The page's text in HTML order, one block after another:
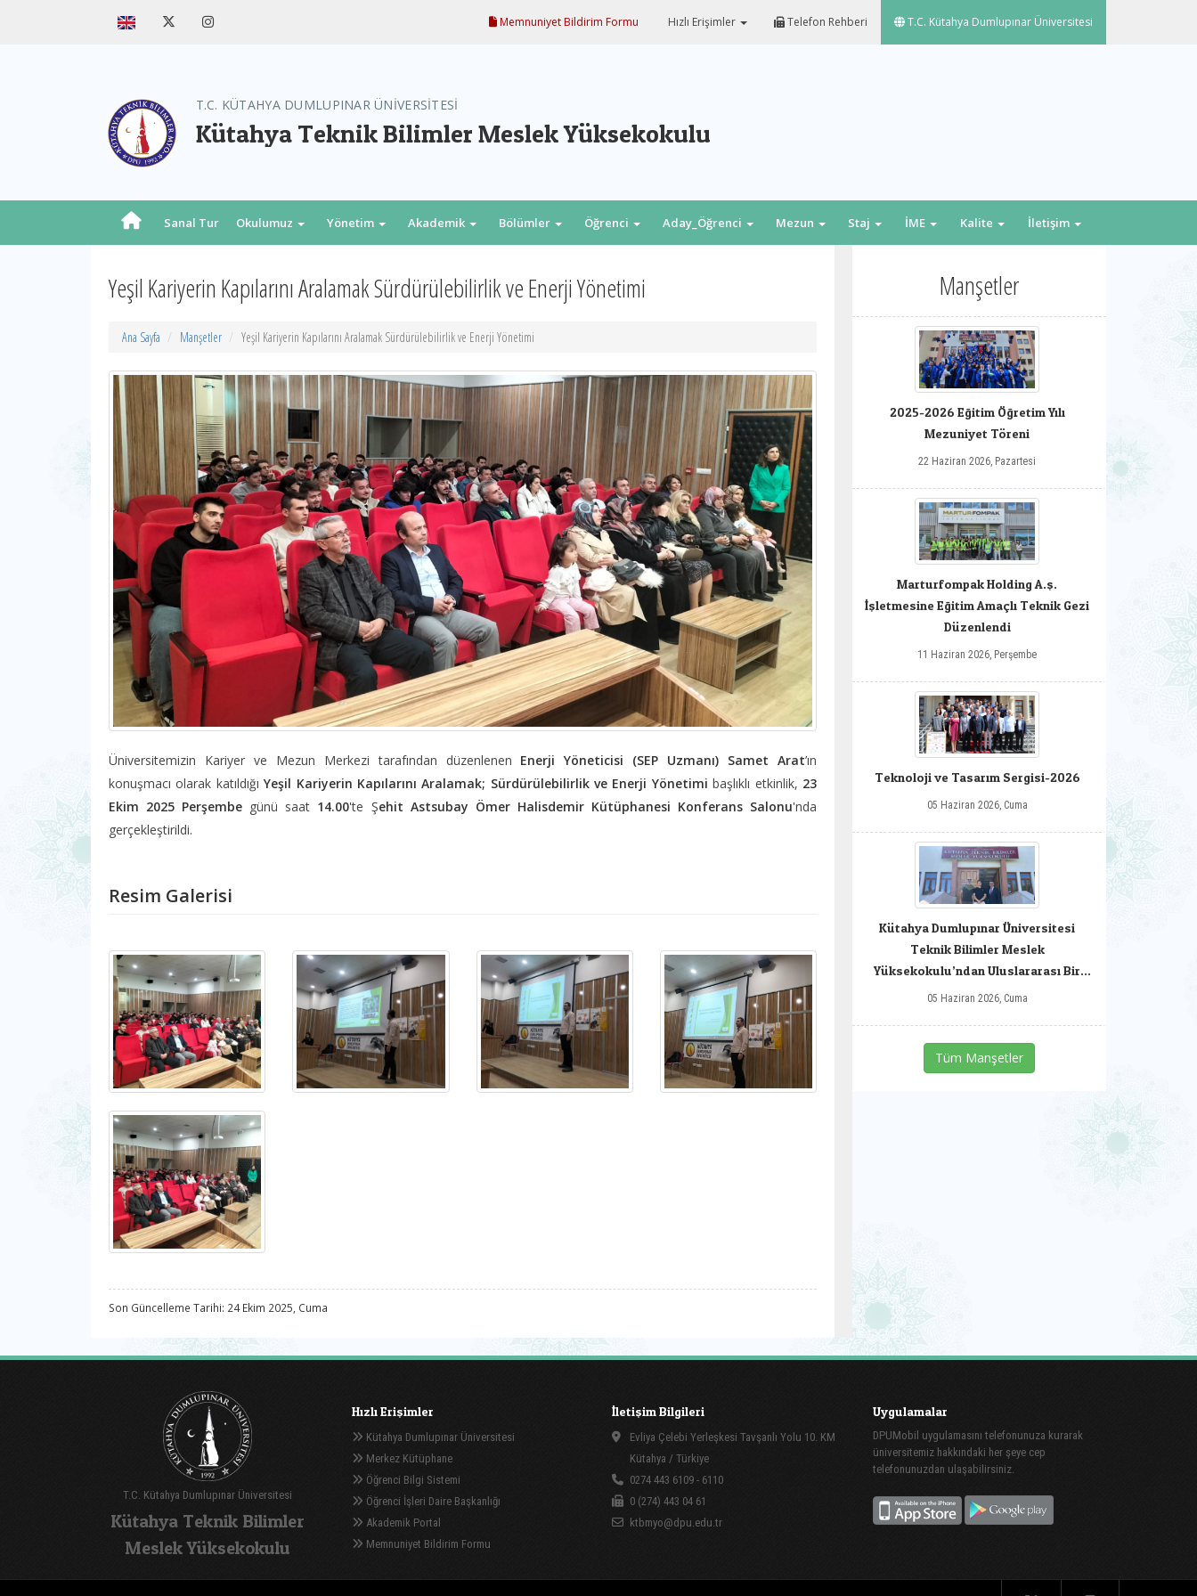
Memnuniyet Bildirim Formu Hızlı Erişimler Telefon Rehberi T.C. Kütahya Dumlupınar Üniversitesi
T.C. KÜTAHYA DUMLUPINAR ÜNİVERSİTESİ
Kütahya Teknik Bilimler Meslek Yüksekokulu
Sanal Tur Okulumuz Yönetim Akademik Bölümler Öğrenci Aday_Öğrenci Mezun Staj İME Kalite İletişim
Yeşil Kariyerin Kapılarını Aralamak Sürdürülebilirlik ve Enerji Yönetimi
Ana Sayfa Manşetler Yeşil Kariyerin Kapılarını Aralamak Sürdürülebilirlik ve Enerji Yönetimi
Üniversitemizin Kariyer ve Mezun Merkezi tarafından düzenlenen Enerji Yöneticisi (SEP Uzmanı) Samet Arat’ın
konuşmacı olarak katıldığıYeşil Kariyerin Kapılarını Aralamak; Sürdürülebilirlik ve Enerji Yönetimibaşlıklı etkinlik, 23
Ekim 2025 Perşembe günü saat 14.00'te Şehit Astsubay Ömer Halisdemir Kütüphanesi Konferans Salonu'nda
gerçekleştirildi.
Resim Galerisi
Son Güncelleme Tarihi: 24 Ekim 2025, Cuma
Manşetler
2025-2026 Eğitim Öğretim Yılı
Mezuniyet Töreni
22 Haziran 2026, Pazartesi
Marturfompak Holding A.ş.
İşletmesine Eğitim Amaçlı Teknik Gezi
Düzenlendi
11 Haziran 2026, Perşembe
Teknoloji ve Tasarım Sergisi-2026
05 Haziran 2026, Cuma
Kütahya Dumlupınar Üniversitesi
Teknik Bilimler Meslek
Yüksekokulu’ndan Uluslararası Bir
Başarı
05 Haziran 2026, Cuma
Tüm Manşetler
T.C. Kütahya Dumlupınar Üniversitesi
Kütahya Teknik Bilimler
Meslek Yüksekokulu
Hızlı Erişimler
Kütahya Dumlupınar Üniversitesi
Merkez Kütüphane
Öğrenci Bilgi Sistemi
Öğrenci İşleri Daire Başkanlığı
Akademik Portal
Memnuniyet Bildirim Formu
İletişim Bilgileri
Evliya Çelebi Yerleşkesi Tavşanlı Yolu 10. KM
Kütahya / Türkiye
0274 443 6109 - 6110
0 (274) 443 04 61
ktbmyo@dpu.edu.tr
Uygulamalar
DPUMobil uygulamasını telefonunuza kurarak
üniversitemiz hakkındaki her şeye cep
telefonunuzdan ulaşabilirsiniz.